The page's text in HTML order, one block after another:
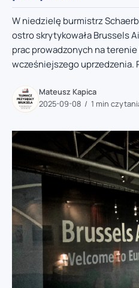
W niedzielę burmistrz
ostro skrytykowała Brussels
prac prowadzonych na
wcześniejszego uprzedzenia.
Mateusz Kapica
2025-09-08
1 min